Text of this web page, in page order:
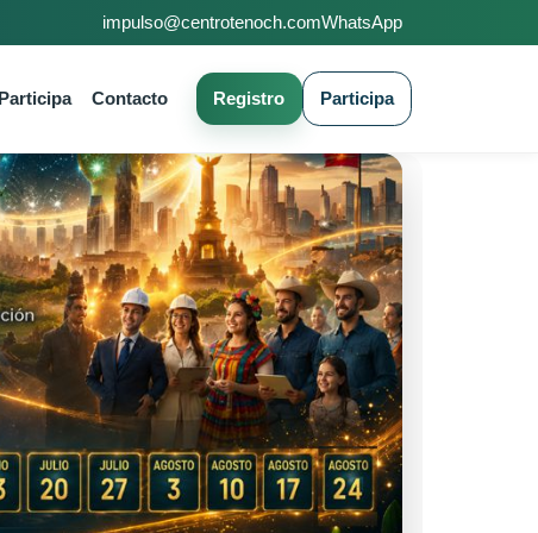
impulso@centrotenoch.comWhatsApp
Participa Contacto Registro Participa